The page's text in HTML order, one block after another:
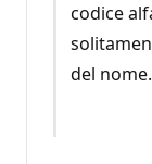
codice
del